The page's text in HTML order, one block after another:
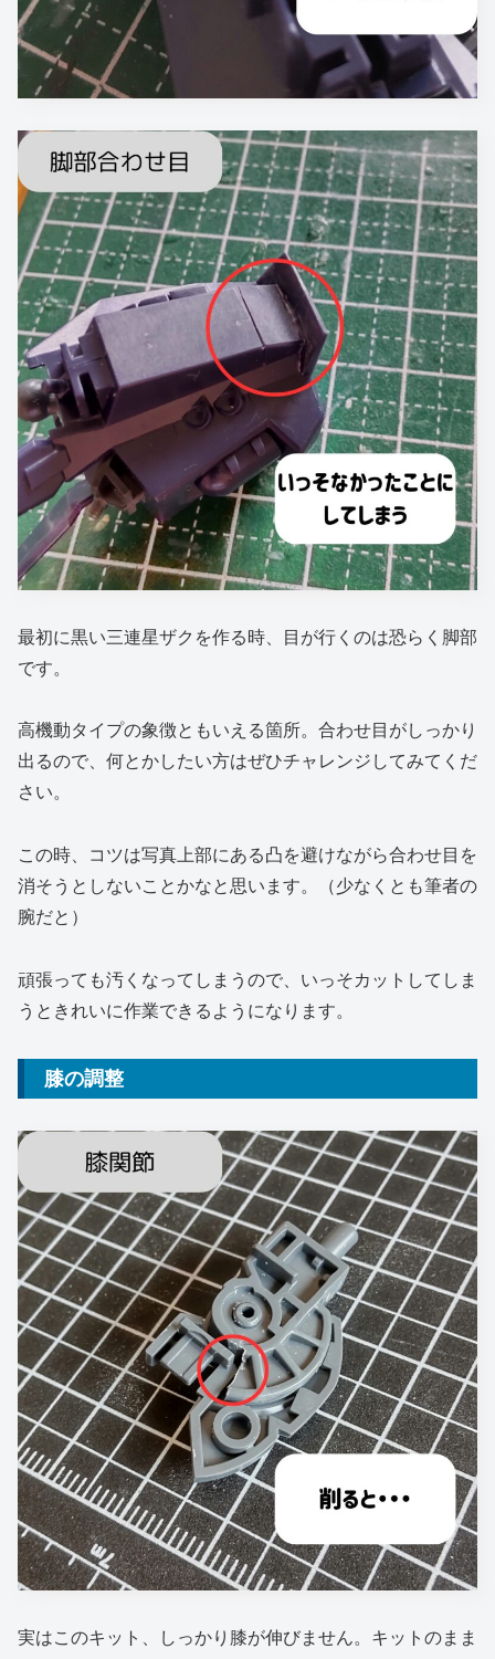
最初に黒い三連星ザクを作る時、目が行くのは恐らく脚部
です。
高機動タイプの象徴ともいえる箇所。合わせ目がしっかり
出るので、何とかしたい方はぜひチャレンジしてみてくだ
さい。
この時、コツは写真上部にある凸を避けながら合わせ目を
消そうとしないことかなと思います。（少なくとも筆者の
腕だと）
頑張っても汚くなってしまうので、いっそカットしてしま
うときれいに作業できるようになります。
膝の調整
実はこのキット、しっかり膝が伸びません。キットのまま